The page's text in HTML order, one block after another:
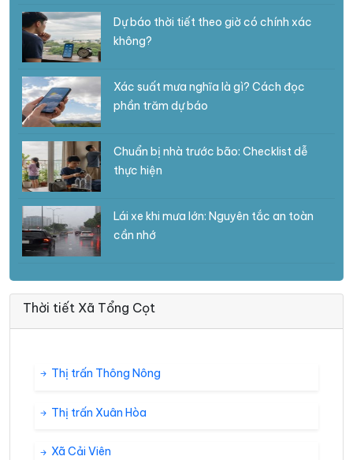
Dự báo thời tiết theo giờ có chính xác
không?
Xác suất mưa nghĩa là gì? Cách đọc
phần trăm dự báo
Chuẩn bị nhà trước bão: Checklist dễ
thực hiện
Lái xe khi mưa lớn: Nguyên tắc an toàn
cần nhớ
Thời tiết Xã Tổng Cọt
Thị trấn Thông Nông
Thị trấn Xuân Hòa
Xã Cải Viên